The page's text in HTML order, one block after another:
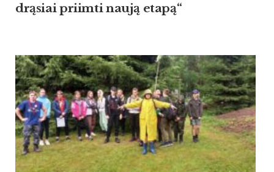
drąsiai priimti naują etapą“